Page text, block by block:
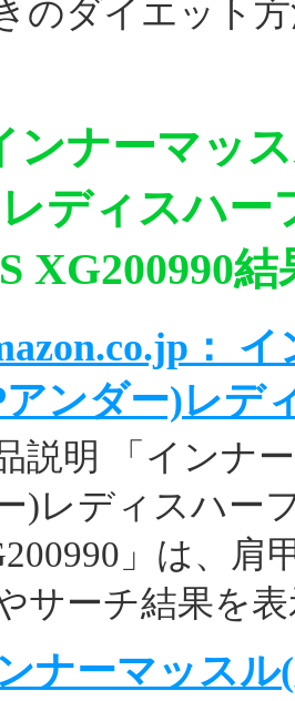
のダイエット
ンナーマッ
ディスハー
XG200990結
：
ンダー)レデ
説明 「インナ
)レディスハー
」は、肩
サーチ結果を
ナーマッス